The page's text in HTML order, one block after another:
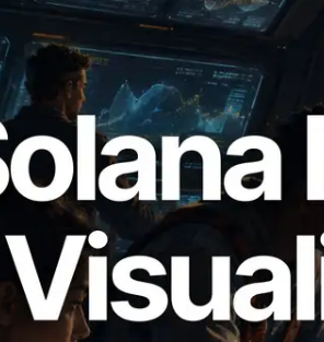
veröffentlicht Solana
– Visualisierung der
pro Slot und der
Validatoren